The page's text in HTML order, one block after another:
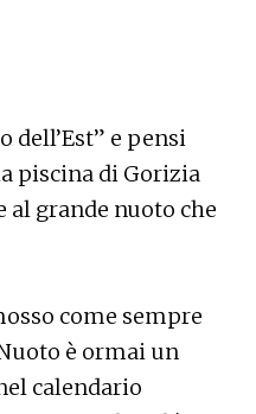
dell’Est” e pensi
piscina di Gorizia
al grande nuoto che
come sempre
è ormai un
calendario